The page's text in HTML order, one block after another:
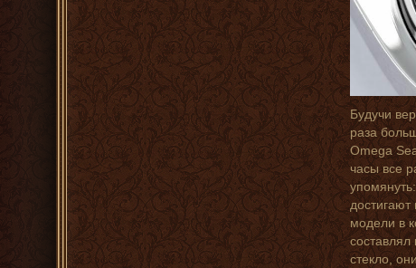
Будучи
раза
Omega
часы все
модели в
стекло,